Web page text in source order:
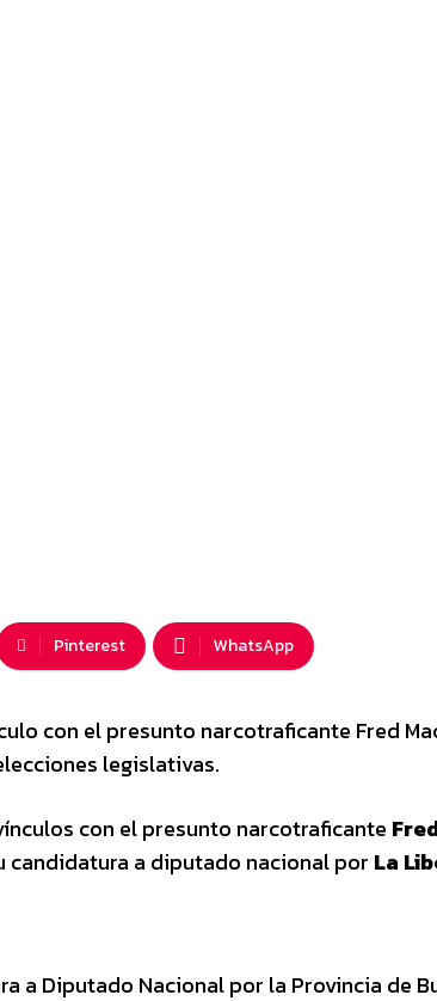
Pinterest WhatsApp
con el presunto narcotraficante Fred
legislativas.
con el presunto narcotraficante
candidatura a diputado nacional por La
a Diputado Nacional por la Provincia de